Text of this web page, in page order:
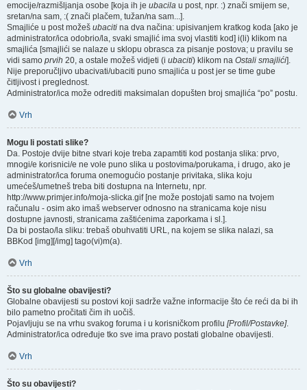
emocije/razmišljanja osobe [koja ih je ubacila u post, npr. :) znači smijem se,
sretan/na sam, :( znači plačem, tužan/na sam...].
Smajliće u post možeš ubaciti na dva načina: upisivanjem kratkog koda [ako je
administrator/ica odobrio/la, svaki smajlić ima svoj vlastiti kod] i(li) klikom na
smajlića [smajlići se nalaze u sklopu obrasca za pisanje postova; u pravilu se
vidi samo prvih 20, a ostale možeš vidjeti (i ubaciti) klikom na Ostali smajlići].
Nije preporučljivo ubacivati/ubaciti puno smajlića u post jer se time gube
čitljivost i preglednost.
Administrator/ica može odrediti maksimalan dopušten broj smajlića “po” postu.
Vrh
Mogu li postati slike?
Da. Postoje dvije bitne stvari koje treba zapamtiti kod postanja slika: prvo,
mnogi/e korisnici/e ne vole puno slika u postovima/porukama, i drugo, ako je
administrator/ica foruma onemogućio postanje privitaka, slika koju
umećeš/umetneš treba biti dostupna na Internetu, npr.
http://www.primjer.info/moja-slicka.gif [ne može postojati samo na tvojem
računalu - osim ako imaš webserver odnosno na stranicama koje nisu
dostupne javnosti, stranicama zaštićenima zaporkama i sl.].
Da bi postao/la sliku: trebaš obuhvatiti URL, na kojem se slika nalazi, sa
BBKod [img][/img] tago(vi)m(a).
Vrh
Što su globalne obavijesti?
Globalne obavijesti su postovi koji sadrže važne informacije što će reći da bi ih
bilo pametno pročitati čim ih uočiš.
Pojavljuju se na vrhu svakog foruma i u korisničkom profilu [Profil/Postavke].
Administrator/ica određuje tko sve ima pravo postati globalne obavijesti.
Vrh
Što su obavijesti?